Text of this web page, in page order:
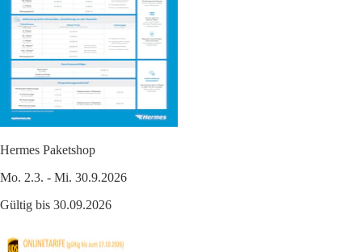
Hermes Paketshop
Mo. 2.3. - Mi. 30.9.2026
Gültig bis 30.09.2026